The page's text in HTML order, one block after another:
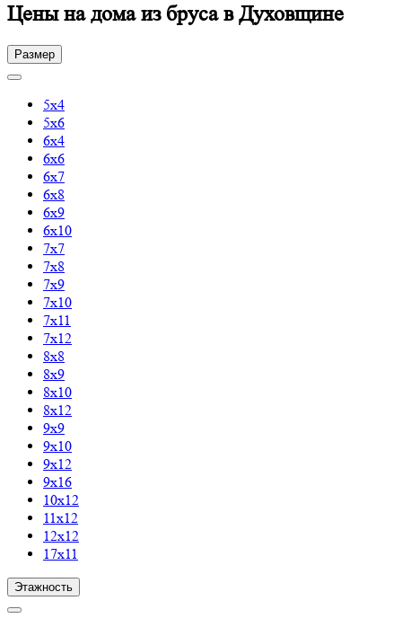
Цены на дома из бруса в Духовщине
Размер
5х4
5х6
6х4
6х6
6х7
6х8
6х9
6х10
7х7
7х8
7х9
7х10
7х11
7х12
8х8
8х9
8х10
8х12
9х9
9х10
9х12
9х16
10х12
11х12
12х12
17х11
Этажность